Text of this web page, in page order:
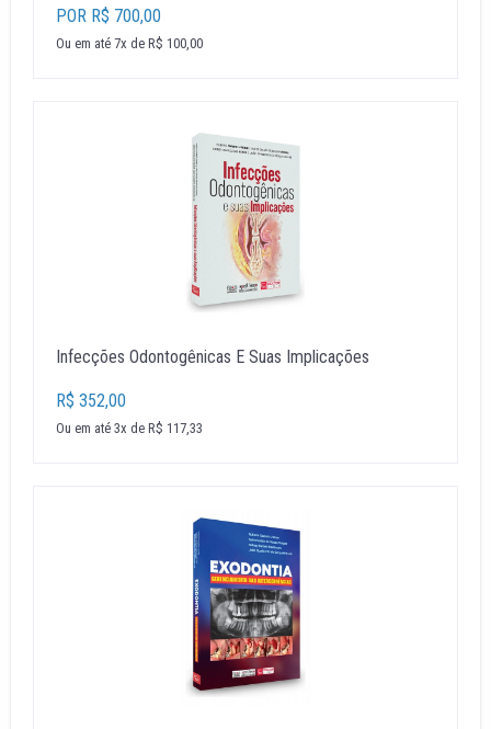
POR R$ 700,00
Ou em até 7x de R$ 100,00
Infecções Odontogênicas E Suas Implicações
R$ 352,00
Ou em até 3x de R$ 117,33